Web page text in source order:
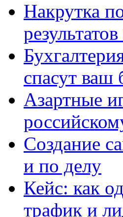
Накрутка
спасут ваш
Азартные
Создание
и по делу
Кейс: как
трафик и